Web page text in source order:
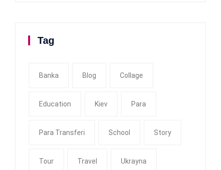
Tag
Banka Blog Collage
Education Kiev Para
Para Transferi School Story
Tour Travel Ukrayna